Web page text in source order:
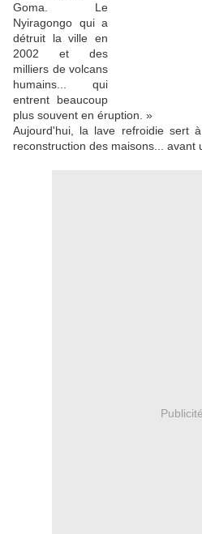
Goma. Le
Nyiragongo qui a
détruit la ville en
2002 et des
milliers de volcans
humains... qui
entrent beaucoup
plus souvent en éruption. »
Aujourd'hui, la lave refroidie sert
reconstruction des maisons... avant
Publicité